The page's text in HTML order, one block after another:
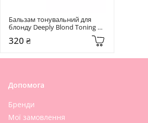
Бальзам тонувальний для
блонду Deeply Blond Toning
320 ₴
Допомога
Бренди
Мої замовлення